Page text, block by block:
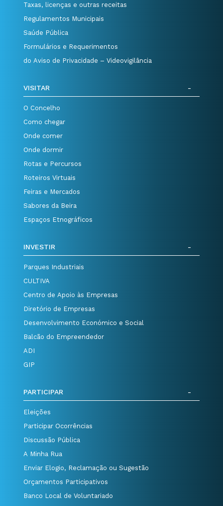
Taxas, licenças e outras receitas
Regulamentos Municipais
Saúde Pública
Formulários e Requerimentos
do Aviso de Privacidade – Videovigilância
VISITAR
O Concelho
Como chegar
Onde comer
Onde dormir
Rotas e Percursos
Roteiros Virtuais
Feiras e Mercados
Sabores da Beira
Espaços Etnográficos
INVESTIR
Parques Industriais
CULTIVA
Centro de Apoio às Empresas
Diretório de Empresas
Desenvolvimento Económico e Social
Balcão do Empreendedor
ADI
GIP
PARTICIPAR
Eleições
Participar Ocorrências
Discussão Pública
A Minha Rua
Enviar Elogio, Reclamação ou Sugestão
Orçamentos Participativos
Banco Local de Voluntariado